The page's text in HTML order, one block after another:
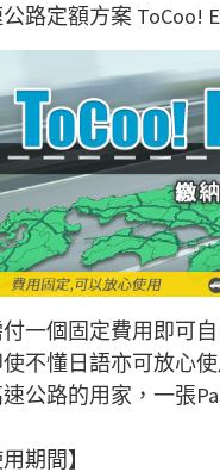
路定額方案 ToCoo!
付一個固定費用即可
不懂日語亦可放心
公路的用家，一張
用期間】